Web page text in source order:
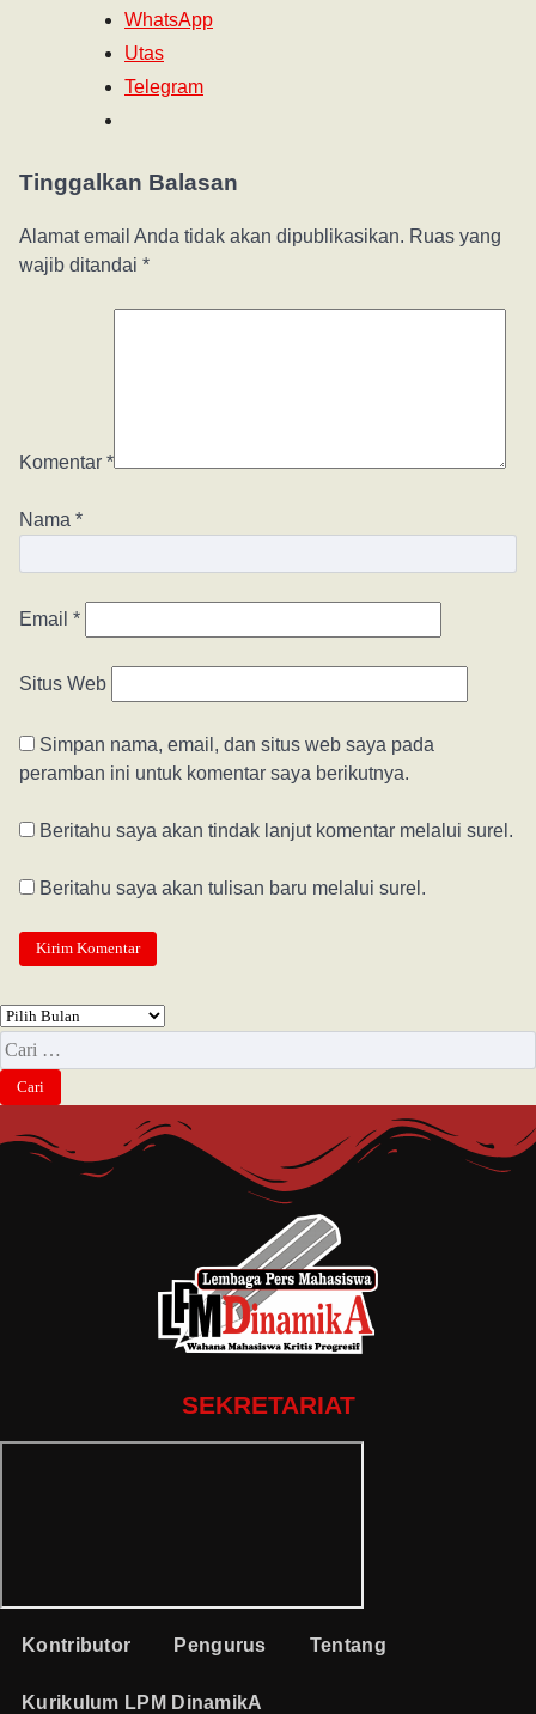
WhatsApp
Utas
Telegram
Tinggalkan Balasan
Alamat email Anda tidak akan dipublikasikan. Ruas yang
wajib ditandai *
Komentar *
Nama *
Email *
Situs Web
Simpan nama, email, dan situs web saya pada
peramban ini untuk komentar saya berikutnya.
Beritahu saya akan tindak lanjut komentar melalui surel.
Beritahu saya akan tulisan baru melalui surel.
SEKRETARIAT
Kontributor Pengurus Tentang
Kurikulum LPM DinamikA